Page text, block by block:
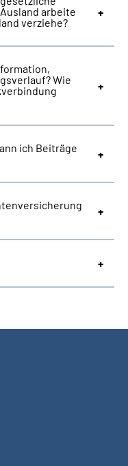
arbeite
verziehe?
Wie
ich Beiträge